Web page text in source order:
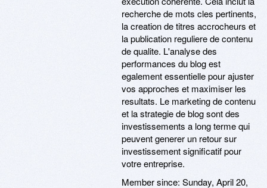
recherche de mots cles pertinents,
la creation de titres accrocheurs et
la publication reguliere de contenu
de qualite. L'analyse des
performances du blog est
egalement essentielle pour ajuster
vos approches et maximiser les
resultats. Le marketing de contenu
et la strategie de blog sont des
investissements a long terme qui
peuvent generer un retour sur
investissement significatif pour
votre entreprise.
Member since: Sunday, April 20,